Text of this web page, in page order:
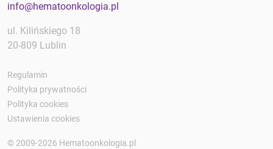
info@hematoonkologia.pl
ul. Kilińskiego 18
20-809 Lublin
Regulamin
Polityka prywatności
Polityka cookies
Ustawienia cookies
© 2009-2026 Hematoonkologia.pl